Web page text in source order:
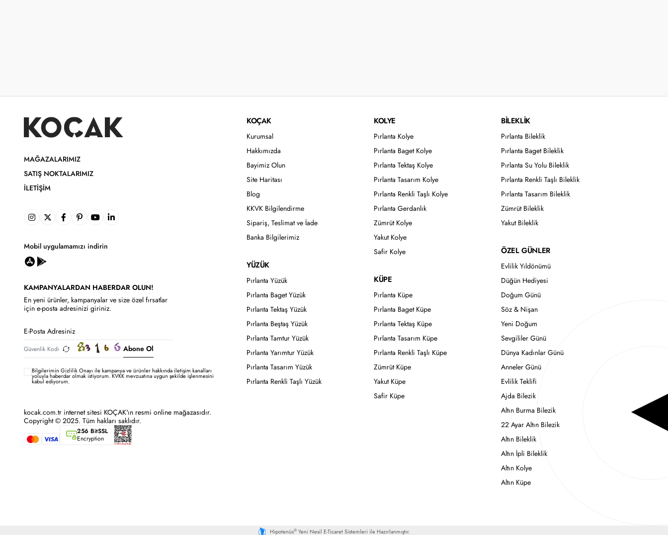
MAĞAZALARIMIZ
SATIŞ NOKTALARIMIZ
İLETIŞIM
Mobil uygulamamızı indirin
KAMPANYALARDAN HABERDAR OLUN!
En yeni ürünler, kampanyalar ve size özel fırsatlar
için e-posta adresinizi giriniz.
Abone Ol
Bilgilerimin Gizlilik Onayı ile kampanya ve ürünler hakkında iletişim kanalları
yoluyla haberdar olmak istiyorum.KVKK mevzuatına uygun şekilde işlenmesini
kabul ediyorum.
kocak.com.tr internet sitesi KOÇAK'ın resmi online mağazasıdır.
Copyright © 2025. Tüm hakları saklıdır.
256 BitSSL
Encryption
KOÇAK
Kurumsal
Hakkımızda
Bayimiz Olun
Site Haritası
Blog
KKVK Bilgilendirme
Sipariş, Teslimat ve İade
Banka Bilgilerimiz
YÜZÜK
Pırlanta Yüzük
Pırlanta Baget Yüzük
Pırlanta Tektaş Yüzük
Pırlanta Beştaş Yüzük
Pırlanta Tamtur Yüzük
Pırlanta Yarımtur Yüzük
Pırlanta Tasarım Yüzük
Pırlanta Renkli Taşlı Yüzük
KOLYE
Pırlanta Kolye
Pırlanta Baget Kolye
Pırlanta Tektaş Kolye
Pırlanta Tasarım Kolye
Pırlanta Renkli Taşlı Kolye
Pırlanta Gerdanlık
Zümrüt Kolye
Yakut Kolye
Safir Kolye
KÜPE
Pırlanta Küpe
Pırlanta Baget Küpe
Pırlanta Tektaş Küpe
Pırlanta Tasarım Küpe
Pırlanta Renkli Taşlı Küpe
Zümrüt Küpe
Yakut Küpe
Safir Küpe
BİLEKLİK
Pırlanta Bileklik
Pırlanta Baget Bileklik
Pırlanta Su Yolu Bileklik
Pırlanta Renkli Taşlı Bileklik
Pırlanta Tasarım Bileklik
Zümrüt Bileklik
Yakut Bileklik
ÖZEL GÜNLER
Evlilik Yıldönümü
Düğün Hediyesi
Doğum Günü
Söz & Nişan
Yeni Doğum
Sevgililer Günü
Dünya Kadınlar Günü
Anneler Günü
Evlilik Teklifi
Ajda Bilezik
Altın Burma Bilezik
22 Ayar Altın Bilezik
Altın Bileklik
Altın İpli Bileklik
Altın Kolye
Altın Küpe
Hipotenüs®Yeni Nesil E-Ticaret Sistemleri ile Hazırlanmıştır.